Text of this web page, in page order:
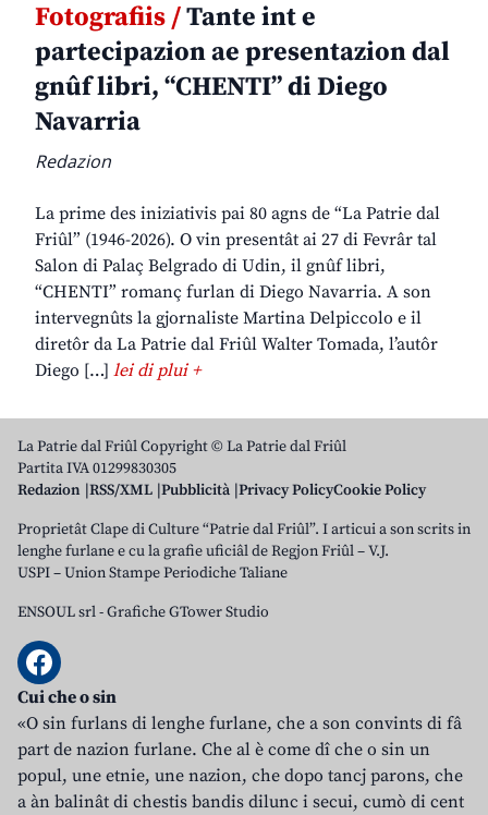
Fotografiis /Tante int e
partecipazion ae presentazion dal
gnûf libri, “CHENTI” di Diego
Navarria
Redazion
La prime des iniziativis pai 80 agns de “La Patrie dal
Friûl” (1946-2026). O vin presentât ai 27 di Fevrâr tal
Salon di Palaç Belgrado di Udin, il gnûf libri,
“CHENTI” romanç furlan di Diego Navarria. A son
intervegnûts la gjornaliste Martina Delpiccolo e il
diretôr da La Patrie dal Friûl Walter Tomada, l’autôr
Diego […] lei di plui +
La Patrie dal Friûl Copyright © La Patrie dal Friûl
Partita IVA 01299830305
Redazion RSS/XML Pubblicità Privacy PolicyCookie Policy
Proprietât Clape di Culture “Patrie dal Friûl”. I articui a son scrits in
lenghe furlane e cu la grafie uficiâl de Regjon Friûl – V.J.
USPI – Union Stampe Periodiche Taliane
ENSOUL srl-Grafiche GTower Studio
Cui che o sin
«O sin furlans di lenghe furlane, che a son convints di fâ
part de nazion furlane. Che al è come dî che o sin un
popul, une etnie, une nazion, che dopo tancj parons, che
a àn balinât di chestis bandis dilunc i secui, cumò di cent